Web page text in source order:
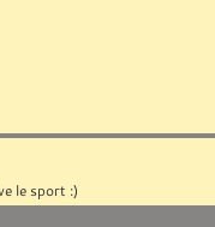
le sport :)